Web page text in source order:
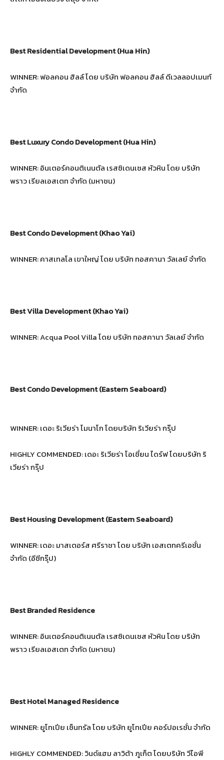
Best Residential Development (Hua Hin)
WINNER: ฟอลคอน ฮิลล์ โดย บริษัท ฟอลคอน ฮิลล์ ดีเวลลอปเมนท์
จำกัด
Best Luxury Condo Development (Hua Hin)
WINNER: อินเตอร์คอนติเนนตัล เรสซิเดนเซส หัวหิน โดย บริษัท
พราว เรียลเอสเตท จำกัด (มหาชน)
Best Condo Development (Khao Yai)
WINNER: คาสเทลโล เขาใหญ่ โดย บริษัท ทอสคานา วัลเลย์ จำกัด
Best Villa Development (Khao Yai)
WINNER: Acqua Pool Villa โดย บริษัท ทอสคานา วัลเลย์ จำกัด
Best Condo Development (Eastern Seaboard)
WINNER: เดอะ ริเวียร่า โมนาโก โดยบริษัท ริเวียร่า กรุ๊ป
HIGHLY COMMENDED: เดอะ ริเวียร่า โอเชี่ยน ไดร์ฟ โดยบริษัท ริ
เวียร่า กรุ๊ป
Best Housing Development (Eastern Seaboard)
WINNER: เดอะ มาสเตอร์ส ศรีราชา โดย บริษัท เอสเตทครีเอชั่น
จำกัด (อีซีกรุ๊ป)
Best Branded Residence
WINNER: อินเตอร์คอนติเนนตัล เรสซิเดนเซส หัวหิน โดย บริษัท
พราว เรียลเอสเตท จำกัด (มหาชน)
Best Hotel Managed Residence
WINNER: ยูโทเปีย เซ็นทรัล โดย บริษัท ยูโทเปีย คอร์ปอเรชั่น จำกัด
HIGHLY COMMENDED: วินด์แฮม ลาวิต้า ภูเก็ต โดยบริษัท วีไอพี